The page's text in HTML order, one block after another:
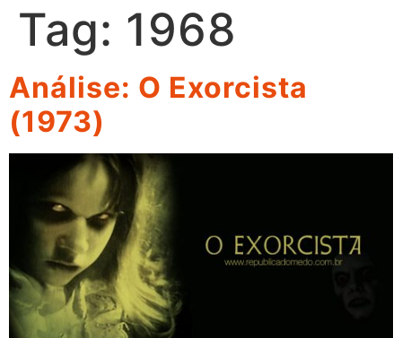
Tag: 1968
Análise: O Exorcista
(1973)